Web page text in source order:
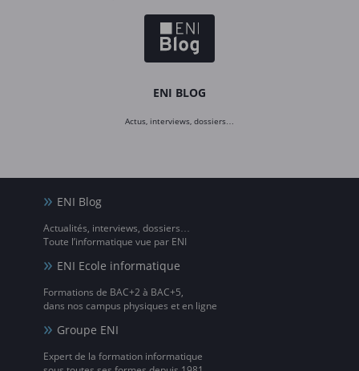
ENI BLOG
Actus, interviews, dossiers…
ENI Blog
Actualités, interviews, dossiers…
Toute l’informatique vue par ENI
ENI Ecole informatique
Formations de BAC+2 à BAC+5,
dans nos campus physiques et en ligne
Groupe ENI
Expert de la formation informatique